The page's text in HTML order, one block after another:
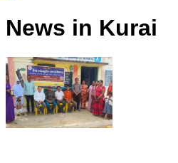
News in Kurai